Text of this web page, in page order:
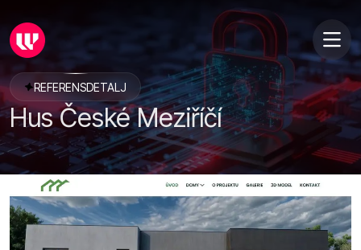
REFERENSDETALJ
Hus České Meziříčí